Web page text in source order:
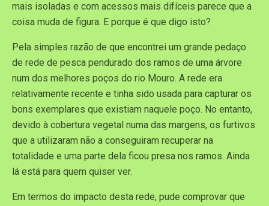
mais isoladas e com acessos mais difíceis parece que a
coisa muda de figura. E porque é que digo isto?
Pela simples razão de que encontrei um grande pedaço
de rede de pesca pendurado dos ramos de uma árvore
num dos melhores poços do rio Mouro. A rede era
relativamente recente e tinha sido usada para capturar os
bons exemplares que existiam naquele poço. No entanto,
devido à cobertura vegetal numa das margens, os furtivos
que a utilizaram não a conseguiram recuperar na
totalidade e uma parte dela ficou presa nos ramos. Ainda
lá está para quem quiser ver.
Em termos do impacto desta rede, pude comprovar que